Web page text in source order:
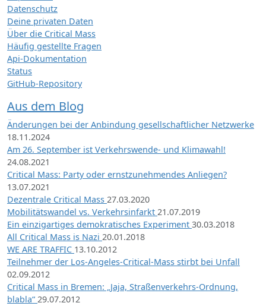
Datenschutz
Deine privaten Daten
Über die Critical Mass
Häufig gestellte Fragen
Api-Dokumentation
Status
GitHub-Repository
Aus dem Blog
Änderungen bei der Anbindung gesellschaftlicher Netzwerke
18.11.2024
Am 26. September ist Verkehrswende- und Klimawahl!
24.08.2021
Critical Mass: Party oder ernstzunehmendes Anliegen?
13.07.2021
Dezentrale Critical Mass 27.03.2020
Mobilitätswandel vs. Verkehrsinfarkt 21.07.2019
Ein einzigartiges demokratisches Experiment 30.03.2018
All Critical Mass is Nazi 20.01.2018
WE ARE TRAFFIC 13.10.2012
Teilnehmer der Los-Angeles-Critical-Mass stirbt bei Unfall
02.09.2012
Critical Mass in Bremen: „Jaja, Straßenverkehrs-Ordnung,
blabla“ 29.07.2012